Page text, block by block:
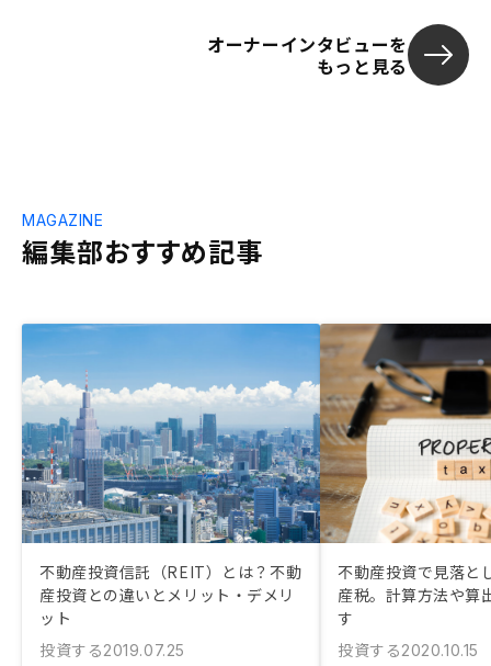
オーナーインタビューを
もっと見る
編集部おすすめ記事
MAGAZINE
不動産投資信託（REIT）とは？不動
産投資との違いとメリット・デメリ
ット
投資する2019.07.25
不動産投資で見落と
産税。計算方法や算
す
投資する2020.10.15